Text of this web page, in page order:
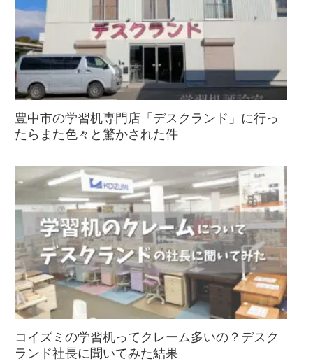
豊中市の学習机専門店「デスクランド」に行っ
たらまた色々と驚かされた件
コイズミの学習机ってクレーム多いの？デスク
ランド社長に聞いてみた結果